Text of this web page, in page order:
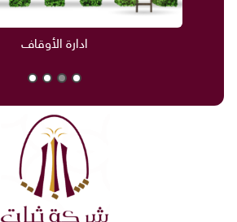
ادارة الأوقاف